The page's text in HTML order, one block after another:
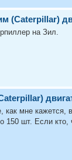
(Caterpillar)
на Зил.
как мне
шт. Если кто,